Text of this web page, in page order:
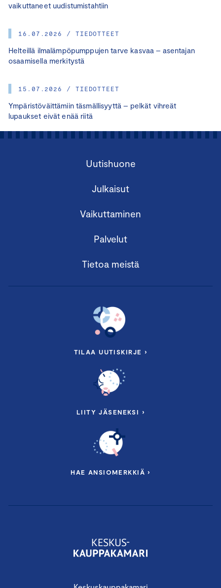
vaikuttaneet uudistumistahtiin
16.07.2026 / TIEDOTTEET
Helteillä ilmalämpöpumppujen tarve kasvaa – asentajan
osaamisella merkitystä
15.07.2026 / TIEDOTTEET
Ympäristöväittämiin täsmällisyyttä – pelkät vihreät
lupaukset eivät enää riitä
Uutishuone
Julkaisut
Vaikuttaminen
Palvelut
Tietoa meistä
TILAA UUTISKIRJE ›
LIITY JÄSENEKSI ›
HAE ANSIOMERKKIÄ ›